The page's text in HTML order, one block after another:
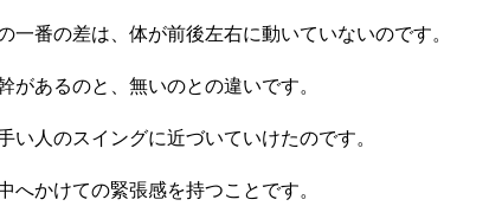
一番の差は、体が前後左右に動いていないのです。
があるのと、無いのとの違いです。
人のスイングに近づいていけたのです。
へかけての緊張感を持つことです。